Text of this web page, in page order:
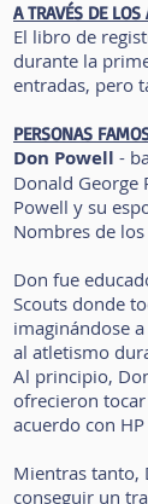
A TRAVÉS DE LOS
El libro de
durante la
entradas, pero
PERSONAS
Don Powell -
Donald George
Powell y su
Nombres de
Don fue
Scouts donde
imaginándose
al atletismo
Al principio,
ofrecieron
acuerdo con
Mientras tanto,
conseguir un